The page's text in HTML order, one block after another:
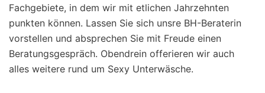
Fachgebiete, in dem wir mit etlichen Jahrzehnten
punkten können. Lassen Sie sich unsre BH-Beraterin
vorstellen und absprechen Sie mit Freude einen
Beratungsgespräch. Obendrein offerieren wir auch
alles weitere rund um Sexy Unterwäsche.